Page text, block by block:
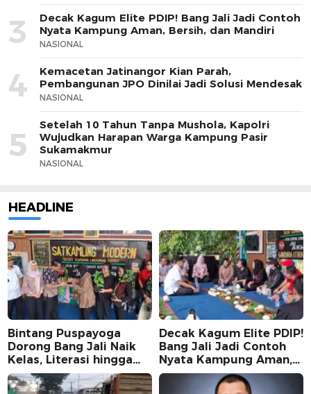
3
Decak Kagum Elite PDIP! Bang Jali Jadi Contoh
Nyata Kampung Aman, Bersih, dan Mandiri
NASIONAL
4
Kemacetan Jatinangor Kian Parah,
Pembangunan JPO Dinilai Jadi Solusi Mendesak
NASIONAL
5
Setelah 10 Tahun Tanpa Mushola, Kapolri
Wujudkan Harapan Warga Kampung Pasir
Sukamakmur
NASIONAL
HEADLINE
Bintang Puspayoga
Dorong Bang Jali Naik
Kelas, Literasi hingga
UMKM Digital Jadi
Fokus
Decak Kagum Elite PDIP!
Bang Jali Jadi Contoh
Nyata Kampung Aman,
Bersih, dan Mandiri